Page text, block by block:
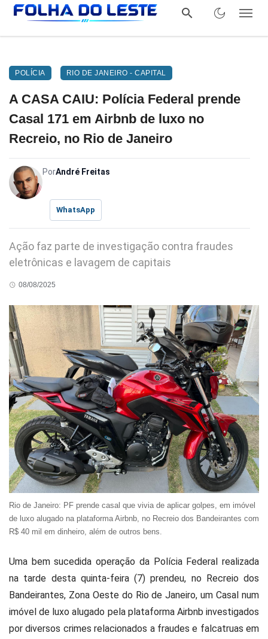
POLÍCIA RIO DE JANEIRO - CAPITAL
A CASA CAIU: Polícia Federal prende
Casal 171 em Airbnb de luxo no
Recreio, no Rio de Janeiro
PorAndré Freitas
WhatsApp
Ação faz parte de investigação contra fraudes
eletrônicas e lavagem de capitais
08/08/2025
Rio de Janeiro: PF prende casal que vivia de aplicar golpes, em imóvel
de luxo alugado na plataforma Airbnb, no Recreio dos Bandeirantes com
R$ 40 mil em dinheiro, além de outros bens.
Uma bem sucedida operação da Polícia Federal realizada
na tarde desta quinta-feira (7) prendeu, no Recreio dos
Bandeirantes, Zona Oeste do Rio de Janeiro, um Casal num
imóvel de luxo alugado pela plataforma Airbnb investigados
por diversos crimes relacionados a fraudes e falcatruas em